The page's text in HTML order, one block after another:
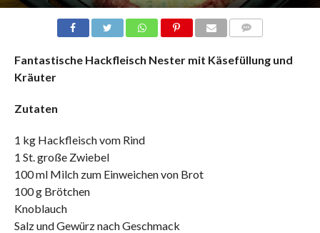
Fantastische Hackfleisch Nester mit Käsefüllung und
Kräuter
Zutaten
1 kg Hackfleisch vom Rind
1 St. große Zwiebel
100 ml Milch zum Einweichen von Brot
100 g Brötchen
Knoblauch
Salz und Gewürz nach Geschmack